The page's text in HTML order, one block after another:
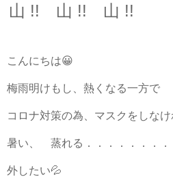
山 !! 山 !! 山 !!
こんにちは😀
梅雨明けもし、熱くなる一方で
コロナ対策の為、マスクをしな
暑い、 蒸れる．．．．．．．．
外したい💦